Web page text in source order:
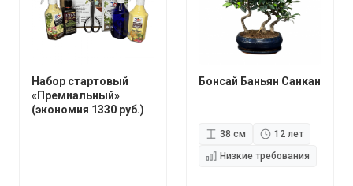
Набор стартовый
«Премиальный»
(экономия 1330 руб.)
Бонсай Баньян Санкан
38 см
12 лет
Низкие требования